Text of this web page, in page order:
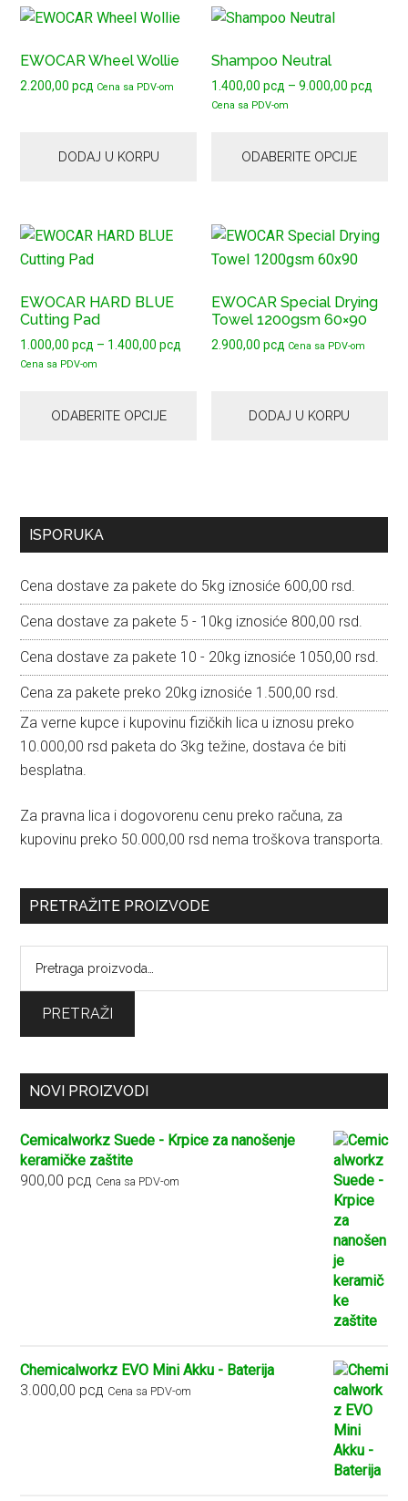
EWOCAR Wheel Wollie
2.200,00рсд Cena sa PDV-om
DODAJ U KORPU
Shampoo Neutral
1.400,00рсд – 9.000,00рсд
Cena sa PDV-om
ODABERITE OPCIJE
Ovaj
ima
više
varijanti.
mogu
na
stranici
EWOCAR HARD BLUE
Cutting Pad
1.000,00рсд – 1.400,00рсд Raspon
Cena sa PDV-om
ODABERITE OPCIJE
Ovaj
proizvod
više
varijanti.
Opcije
izabrane
EWOCAR Special Drying
Towel 1200gsm 60×90
2.900,00рсд Cena sa PDV-om
DODAJ U KORPU
Primary
ISPORUKA
Cena dostave za pakete do 5kg iznosiće 600,00 rsd.
Cena dostave za pakete 5 - 10kg iznosiće 800,00 rsd.
Cena dostave za pakete 10 - 20kg iznosiće 1050,00 rsd.
Cena za pakete preko 20kg iznosiće 1.500,00 rsd.
Za verne kupce i kupovinu fizičkih lica u iznosu preko
10.000,00 rsd paketa do 3kg težine, dostava će biti
besplatna.
Za pravna lica i dogovorenu cenu preko računa, za
kupovinu preko 50.000,00 rsd nema troškova transporta.
PRETRAŽITE PROIZVODE
PRETRAŽI
NOVI PROIZVODI
Cemicalworkz Suede - Krpice za nanošenje
keramičke zaštite
900,00 рсд Cena sa PDV-om
Chemicalworkz EVO Mini Akku - Baterija
3.000,00 рсд Cena sa PDV-om